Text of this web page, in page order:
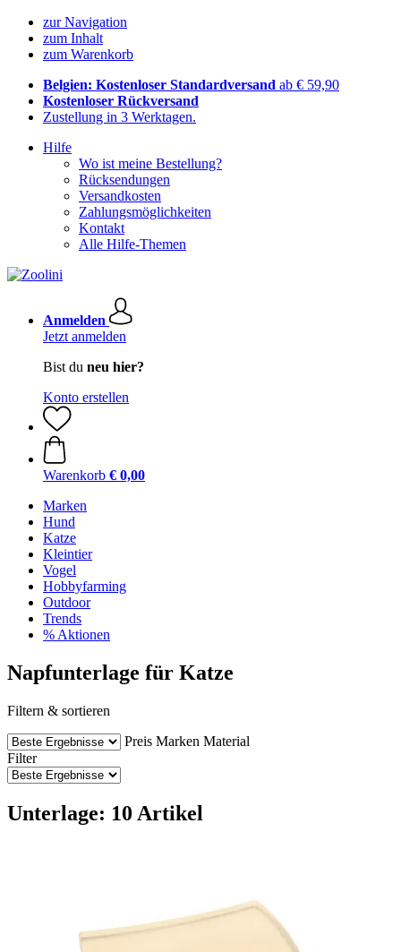
zur Navigation
zum Inhalt
zum Warenkorb
Belgien: Kostenloser Standardversand ab € 59,90
Kostenloser Rückversand
Zustellung in 3 Werktagen.
Hilfe
Wo ist meine Bestellung?
Rücksendungen
Versandkosten
Zahlungsmöglichkeiten
Kontakt
Alle Hilfe-Themen
Anmelden
Jetzt anmelden
Bist du neu hier?
Konto erstellen
Warenkorb € 0,00
Marken
Hund
Katze
Kleintier
Vogel
Hobbyfarming
Outdoor
Trends
% Aktionen
Napfunterlage für Katze
Filtern & sortieren
Preis Marken Material
Filter
Unterlage: 10 Artikel